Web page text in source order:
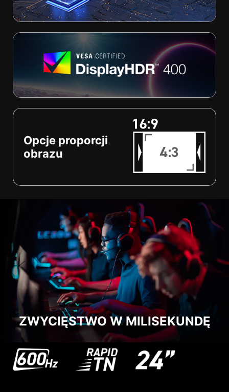
Opcje proporcji
obrazu
ZWYCIĘSTWO W MILISEKUNDĘ